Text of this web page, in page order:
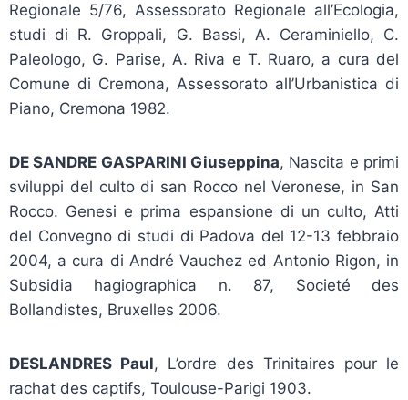
Regionale 5/76, Assessorato Regionale all’Ecologia,
studi di R. Groppali, G. Bassi, A. Ceraminiello, C.
Paleologo, G. Parise, A. Riva e T. Ruaro, a cura del
Comune di Cremona, Assessorato all’Urbanistica di
Piano, Cremona 1982.
DE SANDRE GASPARINI Giuseppina, Nascita e primi
sviluppi del culto di san Rocco nel Veronese, in San
Rocco. Genesi e prima espansione di un culto, Atti
del Convegno di studi di Padova del 12-13 febbraio
2004, a cura di André Vauchez ed Antonio Rigon, in
Subsidia hagiographica n. 87, Societé des
Bollandistes, Bruxelles 2006.
DESLANDRES Paul, L’ordre des Trinitaires pour le
rachat des captifs, Toulouse-Parigi 1903.